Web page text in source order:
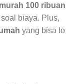
100 ribuan
biaya. Plus,
yang bisa lo